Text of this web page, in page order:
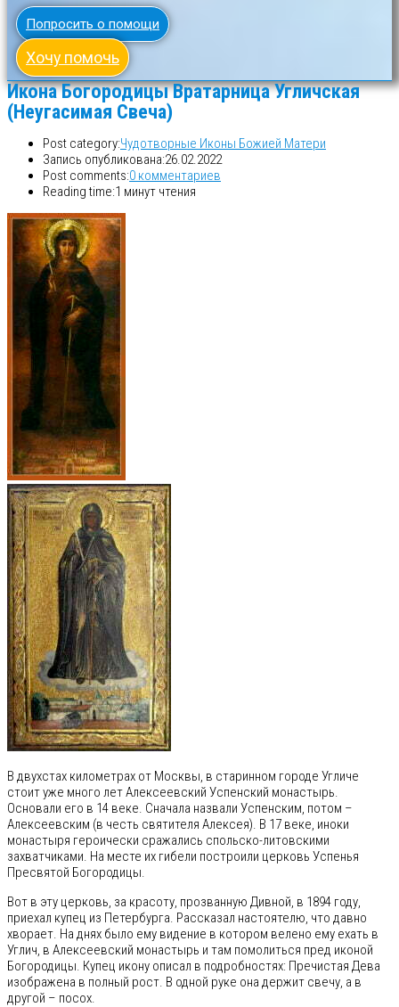
Попросить о помощи
Хочу помочь
Икона Богородицы Вратарница Угличская
(Неугасимая Свеча)
Post category:Чудотворные Иконы Божией Матери
Запись опубликована:26.02.2022
Post comments:0 комментариев
Reading time:1 минут чтения
В двухстах километрах от Москвы, в старинном городе Угличе
стоит уже много лет Алексеевский Успенский монастырь.
Основали его в 14 веке. Сначала назвали Успенским, потом –
Алексеевским (в честь святителя Алексея). В 17 веке, иноки
монастыря героически сражались спольско-литовскими
захватчиками. На месте их гибели построили церковь Успенья
Пресвятой Богородицы.
Вот в эту церковь, за красоту, прозванную Дивной, в 1894 году,
приехал купец из Петербурга. Рассказал настоятелю, что давно
хворает. На днях было ему видение в котором велено ему ехать в
Углич, в Алексеевский монастырь и там помолиться пред иконой
Богородицы. Купец икону описал в подробностях: Пречистая Дева
изображена в полный рост. В одной руке она держит свечу, а в
другой – посох.